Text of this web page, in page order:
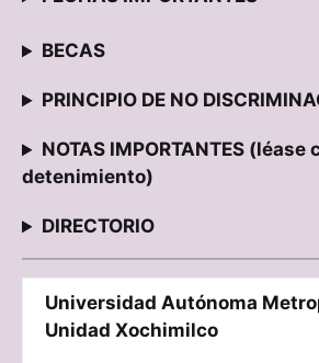
BECAS
PRINCIPIO DE NO
NOTAS IMPORTANTES (léase
detenimiento)
DIRECTORIO
Universidad Autónoma
Unidad Xochimilco